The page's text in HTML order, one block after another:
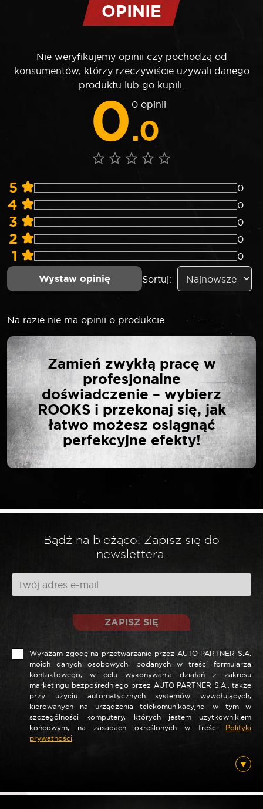
OPINIE
Nie weryfikujemy opinii czy pochodzą od
konsumentów, którzy rzeczywiście używali danego
produktu lub go kupili.
0.0
0 opinii
5 0
4 0
3 0
2 0
1 0
Wystaw opinię Sortuj:
Na razie nie ma opinii o produkcie.
NAPISZ PIERWSZĄ
OPINIĘ O „ROOKS 20 V
AQ-ONE LAMPA
ROBOCZA LED 1000 LUM
BEZ OSPRZĘTU”
Twój adres email nie zostanie opublikowany.
*
Nazwa*
Zamień zwykłą pracę w
profesjonalne
doświadczenie – wybierz
ROOKS i przekonaj się, jak
łatwo możesz osiągnąć
perfekcyjne efekty!
Bądź na bieżąco! Zapisz się do
newslettera.
ZAPISZ SIĘ
Wyrażam zgodę na przetwarzanie przez AUTO PARTNER S.A.
moich danych osobowych, podanych w treści formularza
kontaktowego, w celu wykonywania działań z zakresu
marketingu bezpośredniego przez AUTO PARTNER S.A., także
przy użyciu automatycznych systemów wywołujących,
kierowanych na urządzenia telekomunikacyjne, w tym w
szczególności komputery, których jestem użytkownikiem
końcowym, na zasadach określonych w treści Polityki
prywatności.